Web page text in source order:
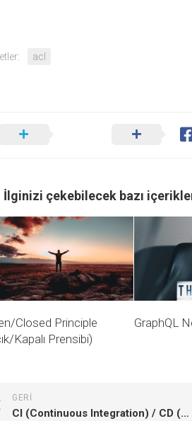
acl
İlginizi çekebilecek bazı
Closed Principle
Kapalı Prensibi)
GraphQL
GERI
CI (Continuous Integration) / CD (Continuous Delivery / Deployment)